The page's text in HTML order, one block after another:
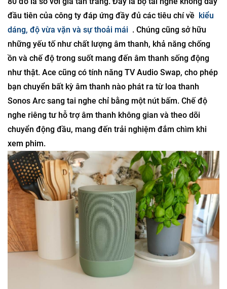
đầu tiên của công ty đáp ứng đầy đủ các tiêu chí về kiểu
dáng, độ vừa vặn và sự thoải mái . Chúng cũng sở hữu
những yếu tố như chất lượng âm thanh, khả năng chống
ồn và chế độ trong suốt mang đến âm thanh sống động
như thật. Ace cũng có tính năng TV Audio Swap, cho phép
bạn chuyển bất kỳ âm thanh nào phát ra từ loa thanh
Sonos Arc sang tai nghe chỉ bằng một nút bấm. Chế độ
nghe riêng tư hỗ trợ âm thanh không gian và theo dõi
chuyển động đầu, mang đến trải nghiệm đắm chìm khi
xem phim.